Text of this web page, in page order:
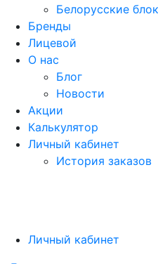
Белорусские
Бренды
Лицевой
О нас
Блог
Новости
Акции
Калькулятор
Личный кабинет
История заказов
Личный кабинет